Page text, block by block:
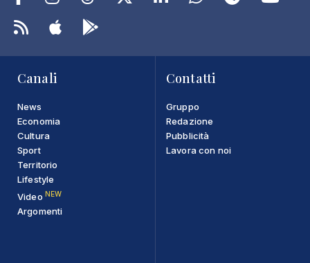
Canali
News
Economia
Cultura
Sport
Territorio
Lifestyle
Video NEW
Argomenti
Contatti
Gruppo
Redazione
Pubblicità
Lavora con noi